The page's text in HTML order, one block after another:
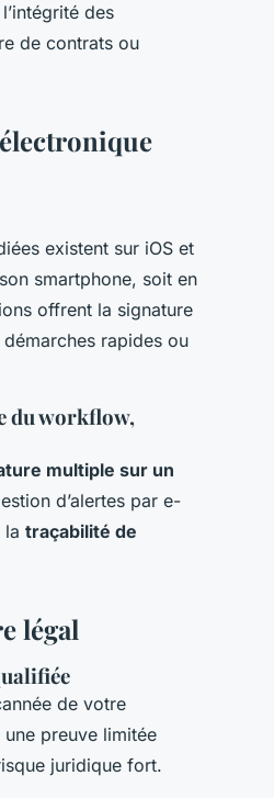
des
de contrats ou
existent sur iOS et
smartphone, soit en
offrent la signature
rapides ou
du workflow,
multiple sur un
d’alertes par e-
la traçabilité de
légal
de votre
preuve limitée
juridique fort.